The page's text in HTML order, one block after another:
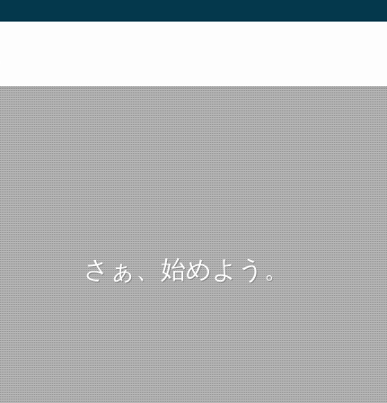
さぁ、始めよう。